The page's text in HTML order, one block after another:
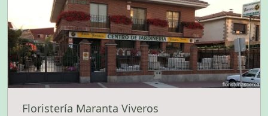
Floristería Maranta Viveros